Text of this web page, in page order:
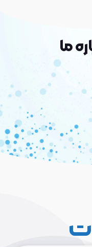
ما